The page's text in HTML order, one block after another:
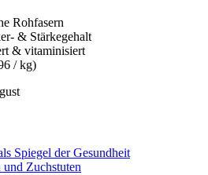
Rohfasern
& Stärkegehalt
& vitaminisiert
/ kg)
Spiegel der Gesundheit
Zuchstuten